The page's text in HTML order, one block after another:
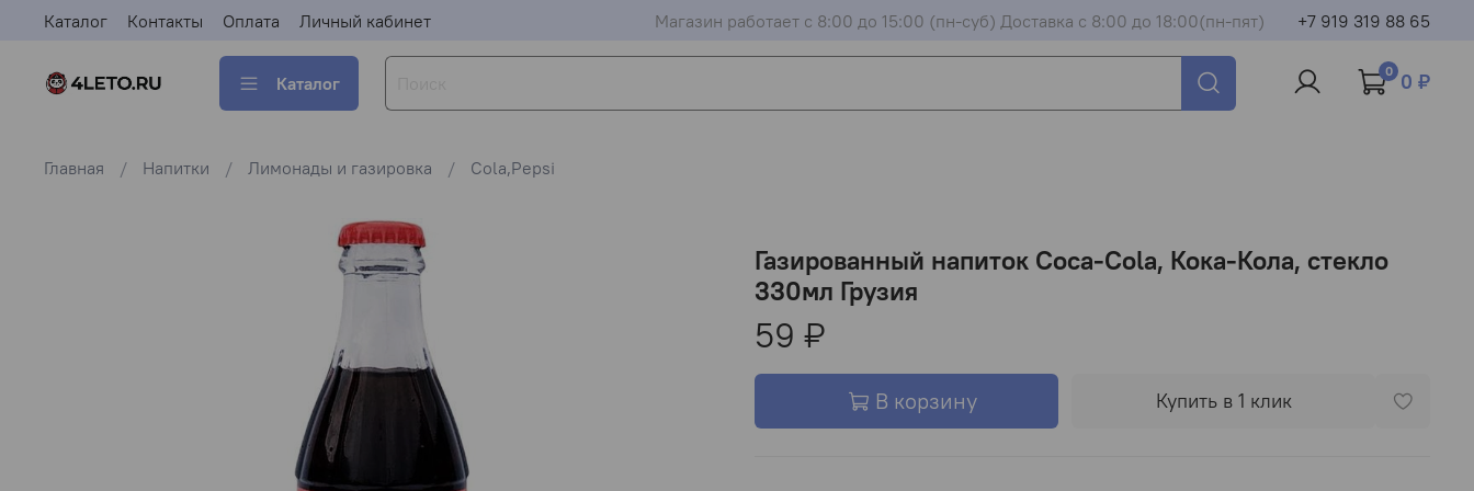
Каталог Контакты Оплата Личный кабинет Магазин работает с 8:00 до 15:00 (пн-суб) Доставка с 8:00 до 18:00(пн-пят) +7 919 319 88 65
Каталог
0 0 ₽
Главная Напитки Лимонады и газировка Cola,Pepsi
Газированный напиток Coca-Сola, Кока-Кола, стекло
330мл Грузия
59 ₽
В корзину Купить в 1 клик